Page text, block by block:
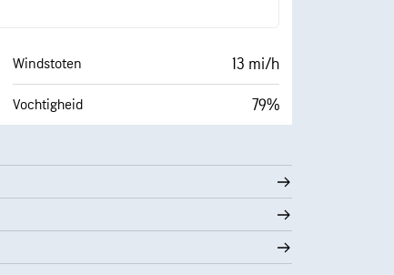
Windstoten 13 mi/h
Vochtigheid 79%
Wolkendek
Zicht 10 mi
30000 ft